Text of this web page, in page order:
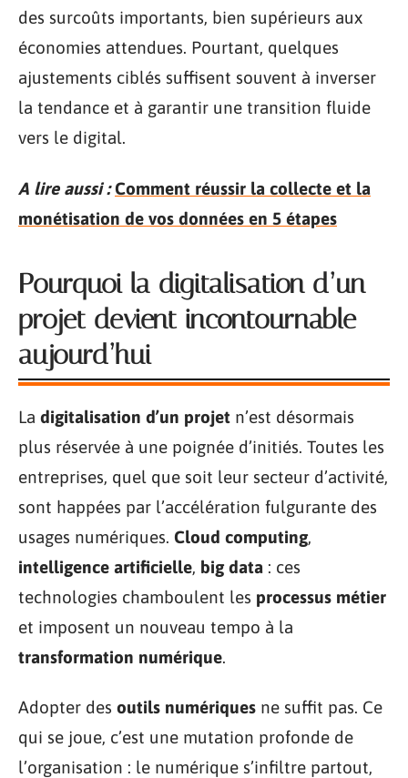
des surcoûts importants, bien supérieurs aux
économies attendues. Pourtant, quelques
ajustements ciblés suffisent souvent à inverser
la tendance et à garantir une transition fluide
vers le digital.
A lire aussi : Comment réussir la collecte et la
monétisation de vos données en 5 étapes
Pourquoi la digitalisation d’un
projet devient incontournable
aujourd’hui
La digitalisation d’un projet n’est désormais
plus réservée à une poignée d’initiés. Toutes les
entreprises, quel que soit leur secteur d’activité,
sont happées par l’accélération fulgurante des
usages numériques. Cloud computing,
intelligence artificielle, big data : ces
technologies chamboulent les processus métier
et imposent un nouveau tempo à la
transformation numérique.
Adopter des outils numériques ne suffit pas. Ce
qui se joue, c’est une mutation profonde de
l’organisation : le numérique s’infiltre partout,